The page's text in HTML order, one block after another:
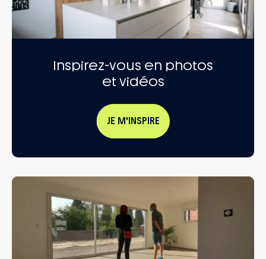
Inspirez-vous en photos
et vidéos
JE M'INSPIRE